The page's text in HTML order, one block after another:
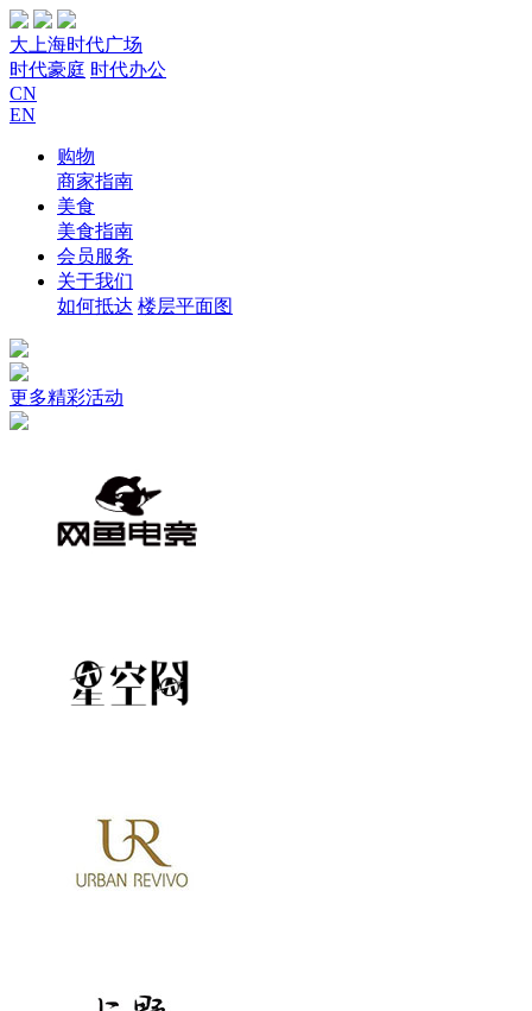
大上海时代广场
时代豪庭 时代办公
CN
EN
购物
商家指南
美食
美食指南
会员服务
关于我们
如何抵达 楼层平面图
更多精彩活动